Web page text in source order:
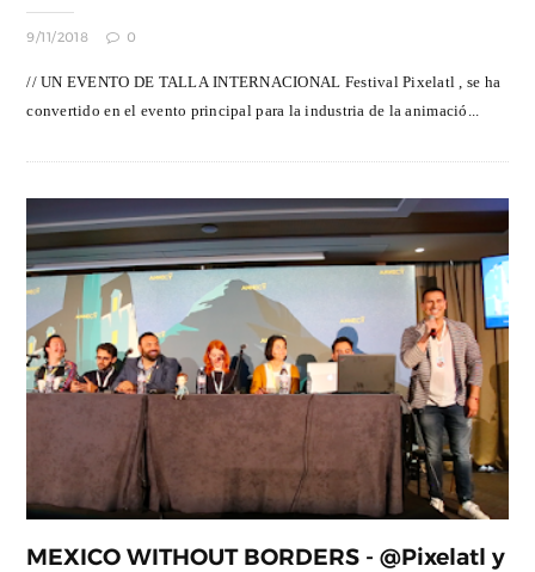
9/11/2018 0
// UN EVENTO DE TALLA INTERNACIONAL Festival Pixelatl , se ha
convertido en el evento principal para la industria de la animació...
MEXICO WITHOUT BORDERS - @Pixelatl y